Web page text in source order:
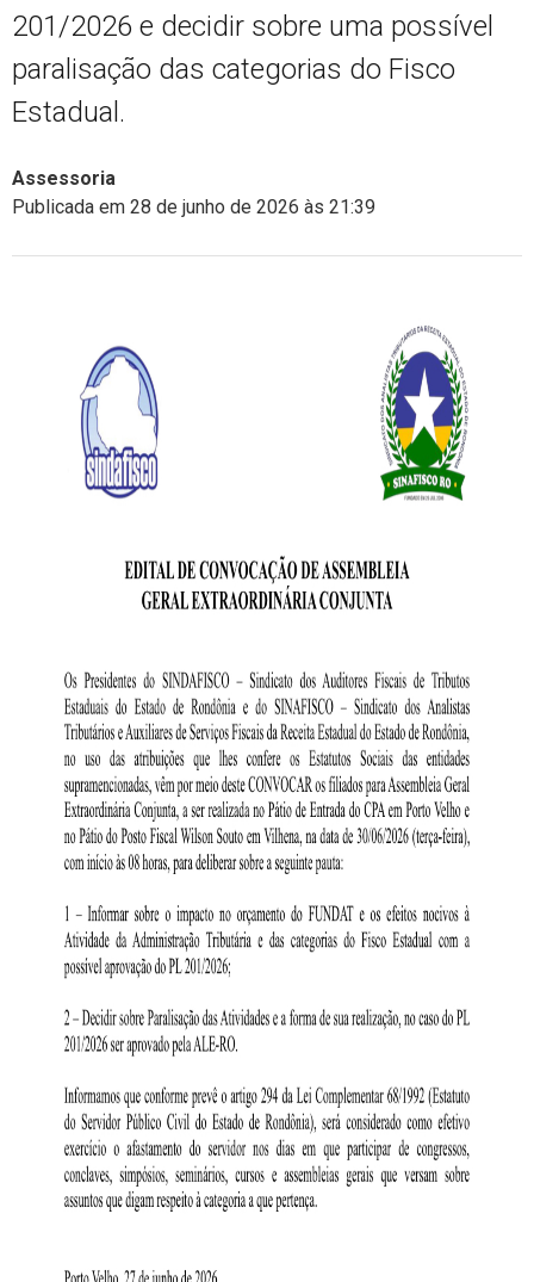
201/2026 e decidir sobre uma possível
paralisação das categorias do Fisco
Estadual.
Assessoria
Publicada em 28 de junho de 2026 às 21:39